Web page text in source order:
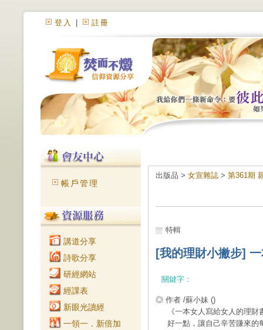
登入 註冊
帳戶管理
講道分享
詩歌分享
研經網站
經課表
新眼光讀經
一領一．新倍加
出版品 > 女宣雜誌 > 第361期
特輯
[我的理財小撇步]
關鍵字：
◎ 作者 /蘇小妹 ()
《一本女人寫給女人的理
好一點，讓自己辛苦賺來的